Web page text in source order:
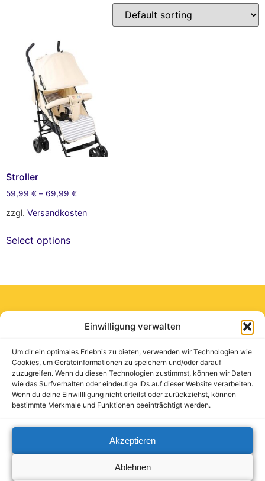
Einwilligung verwalten
Um dir ein optimales Erlebnis zu bieten, verwenden wir Technologien wie
Cookies, um Geräteinformationen zu speichern und/oder darauf
zuzugreifen. Wenn du diesen Technologien zustimmst, können wir Daten
wie das Surfverhalten oder eindeutige IDs auf dieser Website verarbeiten.
Wenn du deine Einwillligung nicht erteilst oder zurückziehst, können
bestimmte Merkmale und Funktionen beeinträchtigt werden.
Akzeptieren
Ablehnen
Stroller
59,99 € – 69,99 €
zzgl. Versandkosten
Select options
ADDRESS
Deutschland
GmbH
Schierenberg
70
Hamburg
LINKS
About
us
Imprint
Privacy
Policy
Conditions
© Babykomfort Deutschland GmbH | All Rights Reserved 2025